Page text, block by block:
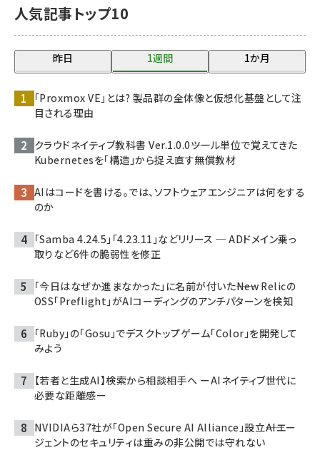
人気記事トップ10
昨日 1週間 1か月
「Proxmox VE」とは? 製品群の全体像と仮想化基盤として注
目される理由
クラウドネイティブ教科書 Ver.1.0.0――ツール単位で覚えてきた
Kubernetesを「構造」から捉え直す無償教材
AIはコードを書ける。では、ソフトウェアエンジニアは何をする
のか
「Samba 4.24.5」「4.23.11」などリリース ─ ADドメイン乗っ
取りなど6件の脆弱性を修正
「今日はなぜか進まなかった」に名前が付いた――New Relicの
OSS「Preflight」がAIコーディングのアンチパターンを検知
「Ruby」の「Gosu」でデスクトップゲーム「Color」を開発して
みよう
【若者と生成AI】検索から相談相手へ ーAIネイティブ世代に
必要な距離感ー
NVIDIAら37社が「Open Secure AI Alliance」設立――AIエー
ジェントのセキュリティは重みの非公開では守れない